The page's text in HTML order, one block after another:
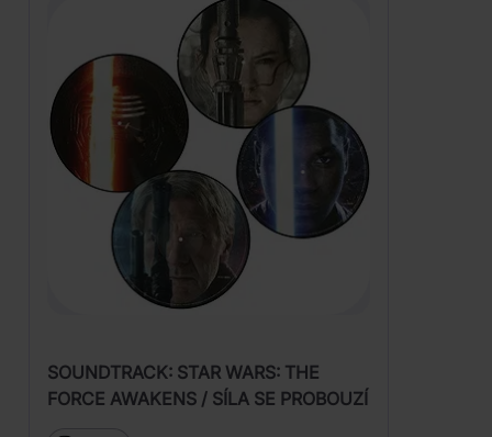
SOUNDTRACK: STAR WARS: THE
FORCE AWAKENS / SÍLA SE PROBOUZÍ